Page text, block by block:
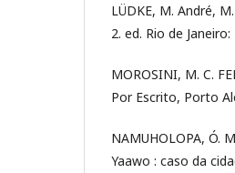
LÜDKE, M. André,
2. ed. Rio de Janeiro:
MOROSINI, M. C.
Por Escrito, Porto
NAMUHOLOPA, Ó.
Yaawo : caso da